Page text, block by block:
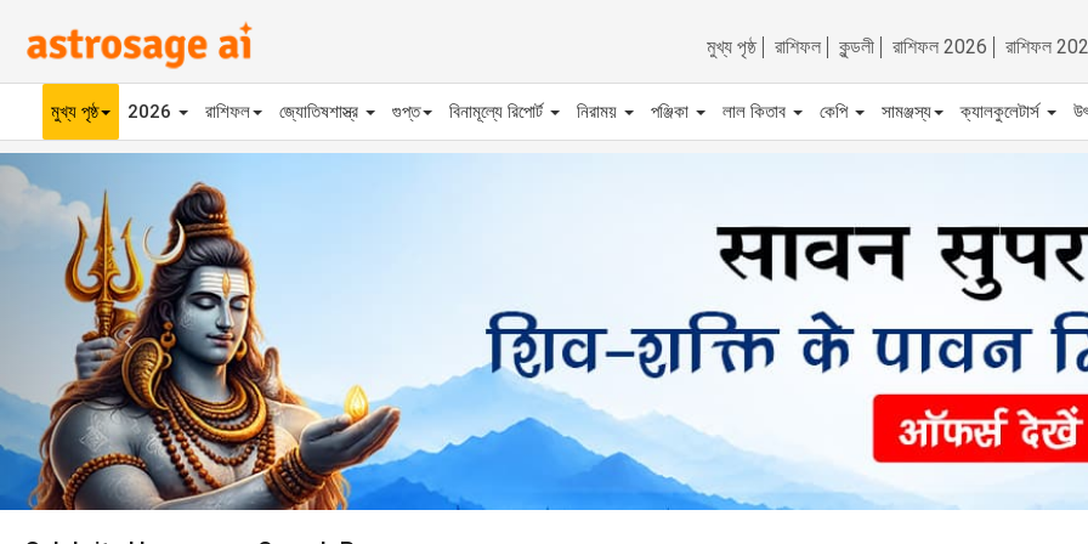
মুখ্য পৃষ্ঠ রাশিফল কুন্ডলী রাশিফল 2026 রাশিফল
মুখ্য পৃষ্ঠ 2026 রাশিফল জ্যোতিষশাস্ত্র গুপ্ত বিনামূল্যে রিপোর্ট নিরাময় পঞ্জিকা লাল কিতাব কেপি সামঞ্জস্য ক্যালকুলেটার্স
Previous